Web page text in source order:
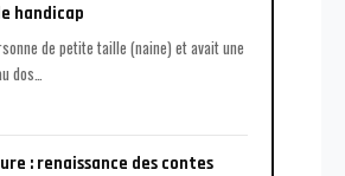
handicap
de petite taille (naine) et avait une
dos
: renaissance des contes